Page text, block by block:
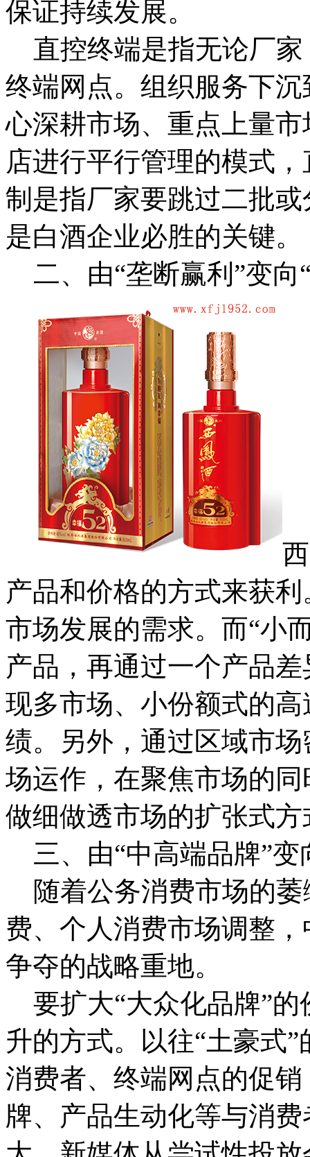
保证持续发展。
直控终端是指无论厂家
终端网点。组织服务下
心深耕市场、重点上量
店进行平行管理的模式
制是指厂家要跳过二批
是白酒企业必胜的关键。
二、由“垄断赢利”变向
产品和价格的方式来获
市场发展的需求。而“小
产品，再通过一个产品
现多市场、小份额式的
绩。另外，通过区域市
场运作，在聚焦市场的
做细做透市场的扩张式
三、由“中高端品牌”变
随着公务消费市场的萎
费、个人消费市场调整
争夺的战略重地。
要扩大“大众化品牌”的
升的方式。以往“土豪式
消费者、终端网点的促
牌、产品生动化等与消